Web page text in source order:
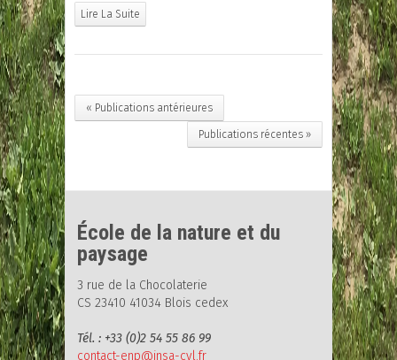
Lire La Suite
« Publications antérieures
Publications récentes »
École de la nature et du
paysage
3 rue de la Chocolaterie
CS 23410 41034 Blois cedex
Tél. : +33 (0)2 54 55 86 99
contact-enp@insa-cvl.fr